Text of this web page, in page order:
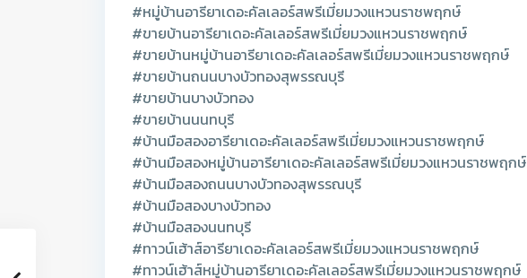
#หมู่บ้านอารียาเดอะคัลเลอร์สพรีเมี่ยมวงแหวนราชพฤกษ์
#ขายบ้านอารียาเดอะคัลเลอร์สพรีเมี่ยมวงแหวนราชพฤกษ์
#ขายบ้านหมู่บ้านอารียาเดอะคัลเลอร์สพรีเมี่ยมวงแหวนราชพฤกษ์
#ขายบ้านถนนบางบัวทองสุพรรณบุรี
#ขายบ้านบางบัวทอง
#ขายบ้านนนทบุรี
#บ้านมือสองอารียาเดอะคัลเลอร์สพรีเมี่ยมวงแหวนราชพฤกษ์
#บ้านมือสองหมู่บ้านอารียาเดอะคัลเลอร์สพรีเมี่ยมวงแหวนราชพฤกษ์
#บ้านมือสองถนนบางบัวทองสุพรรณบุรี
#บ้านมือสองบางบัวทอง
#บ้านมือสองนนทบุรี
#ทาวน์เฮ้าส์อารียาเดอะคัลเลอร์สพรีเมี่ยมวงแหวนราชพฤกษ์
#ทาวน์เฮ้าส์หมู่บ้านอารียาเดอะคัลเลอร์สพรีเมี่ยมวงแหวนราชพฤกษ์